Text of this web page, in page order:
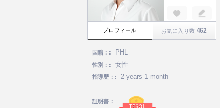
プロフィール お気に入り数 462
国籍：: PHL
性別：: 女性
指導歴：: 2 years 1 month
証明書：